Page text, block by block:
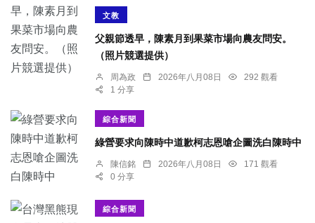
文教
父親節透早，陳素月到果菜市場向農友問安。
（照片競選提供）
周為政 2026年八月08日
292 觀看
1 分享
綜合新聞
綠營要求向陳時中道歉柯志恩嗆企圖洗白陳時中
陳信銘 2026年八月08日
171 觀看
0 分享
綜合新聞